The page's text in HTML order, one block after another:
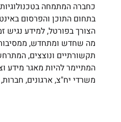
כחברה המתמחה
בתחום התוכן והפרסום
הצורך בפורטל, למידע נגיש
מה שחדש ומתחדש, ממסיבות
תקשורתיים ונוצצים,
המתיימר להיות מאגר מידע
משרדי יח"צ, ארגונים,